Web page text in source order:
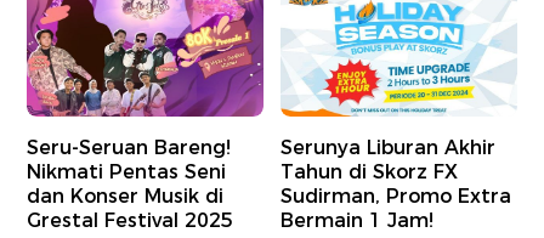
Seru-Seruan Bareng!
Nikmati Pentas Seni
dan Konser Musik di
Grestal Festival 2025
Serunya Liburan Akhir
Tahun di Skorz FX
Sudirman, Promo Extra
Bermain 1 Jam!